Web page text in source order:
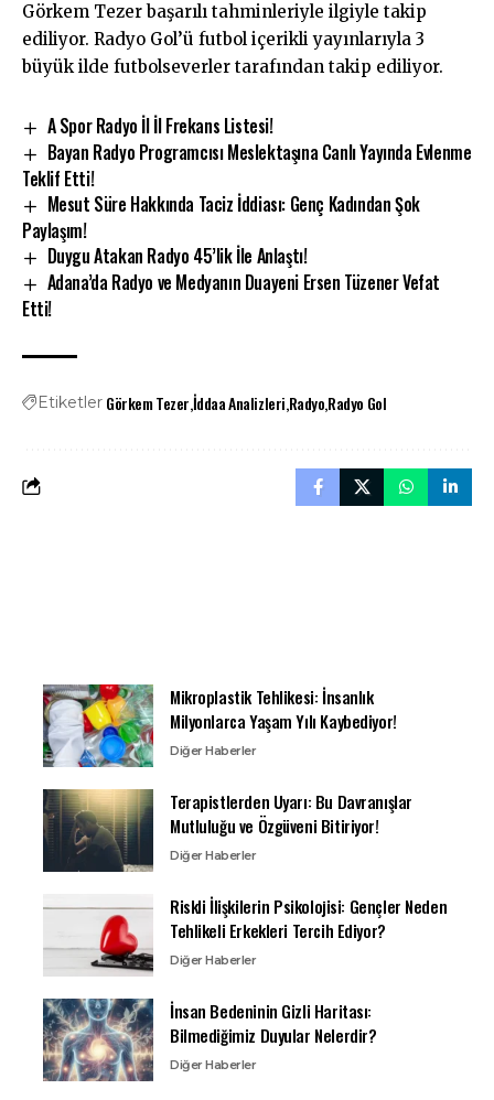
Görkem Tezer başarılı tahminleriyle ilgiyle takip
ediliyor. Radyo Gol’ü futbol içerikli yayınlarıyla 3
büyük ilde futbolseverler tarafından takip ediliyor.
A Spor Radyo İl İl Frekans Listesi!
Bayan Radyo Programcısı Meslektaşına Canlı Yayında Evlenme
Teklif Etti!
Mesut Süre Hakkında Taciz İddiası: Genç Kadından Şok
Paylaşım!
Duygu Atakan Radyo 45’lik İle Anlaştı!
Adana’da Radyo ve Medyanın Duayeni Ersen Tüzener Vefat
Etti!
Etiketler Görkem Tezerİddaa AnalizleriRadyoRadyo Gol
Mikroplastik Tehlikesi: İnsanlık
Milyonlarca Yaşam Yılı Kaybediyor!
Diğer Haberler
Terapistlerden Uyarı: Bu Davranışlar
Mutluluğu ve Özgüveni Bitiriyor!
Diğer Haberler
Riskli İlişkilerin Psikolojisi: Gençler Neden
Tehlikeli Erkekleri Tercih Ediyor?
Diğer Haberler
İnsan Bedeninin Gizli Haritası:
Bilmediğimiz Duyular Nelerdir?
Diğer Haberler